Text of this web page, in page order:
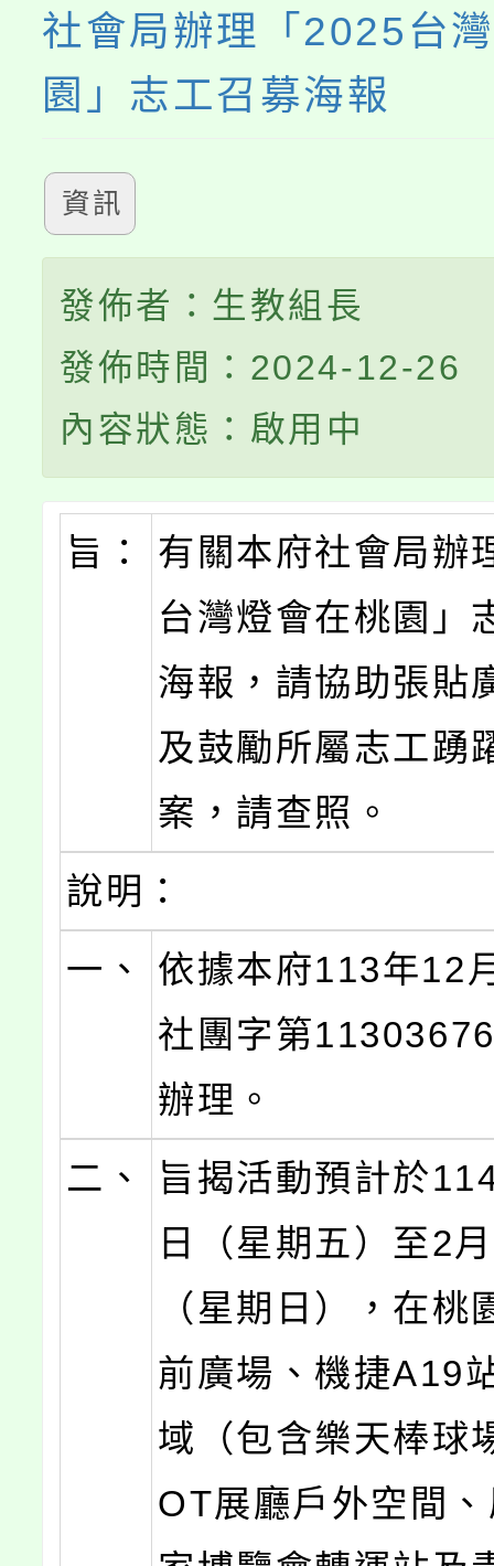
系所師生報名參加。
社會局辦理「2025台
園」志工召募海報
資訊
發佈者：生教組長
發佈時間：2024-12-26
內容狀態：啟用中
旨：
有關本府社會局辦
台灣燈會在桃園」
海報，請協助張貼
及鼓勵所屬志工踴
案，請查照。
說明：
一、
依據本府113年12
社團字第
辦理。
二、
旨揭活動預計於
日（星期五）至2
（星期日），在桃
前廣場、機捷A19
域（包含樂天棒球
OT展廳戶外空間